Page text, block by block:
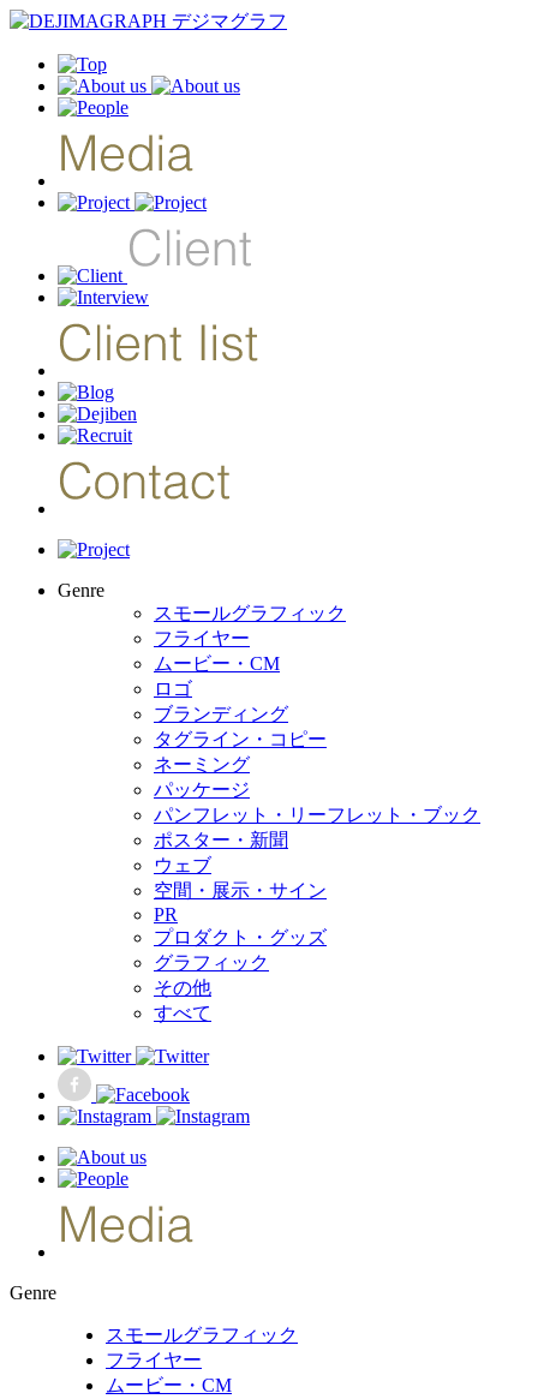
Genre
スモールグラフィック
フライヤー
ムービー・CM
ロゴ
ブランディング
タグライン・コピー
ネーミング
パッケージ
パンフレット・リーフレット・ブック
ポスター・新聞
ウェブ
空間・展示・サイン
PR
プロダクト・グッズ
グラフィック
その他
すべて
Genre
スモールグラフィック
フライヤー
ムービー・CM